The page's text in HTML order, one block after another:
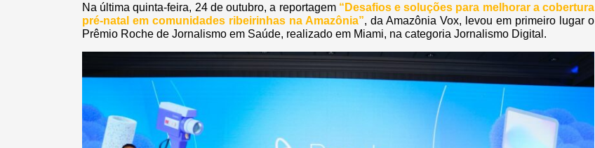
Na última quinta-feira, 24 de outubro, a reportagem “Desafios e soluções para melhorar a cobertura
pré-natal em comunidades ribeirinhas na Amazônia”, da Amazônia Vox, levou em primeiro lugar o
Prêmio Roche de Jornalismo em Saúde, realizado em Miami, na categoria Jornalismo Digital.